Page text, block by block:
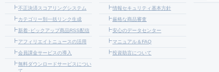
不正決済スコアリングシステム
カテゴリー別一括リンク生成
新着･ピックアップ商品RSS配信
アフィリエイトニュースの活用
会員課金サービスの導入
無料ダウンロードサービスについ
て
情報セキュリティ基本方針
厳格な商品審査
安心のデータセンター
マニュアル＆FAQ
投資助言について